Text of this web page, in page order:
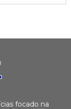
focado na